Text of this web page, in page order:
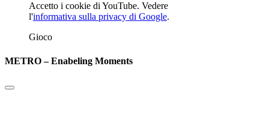
Accetto i cookie di YouTube. Vedere
l'informativa sulla privacy di Google.
Gioco
METRO – Enabeling Moments